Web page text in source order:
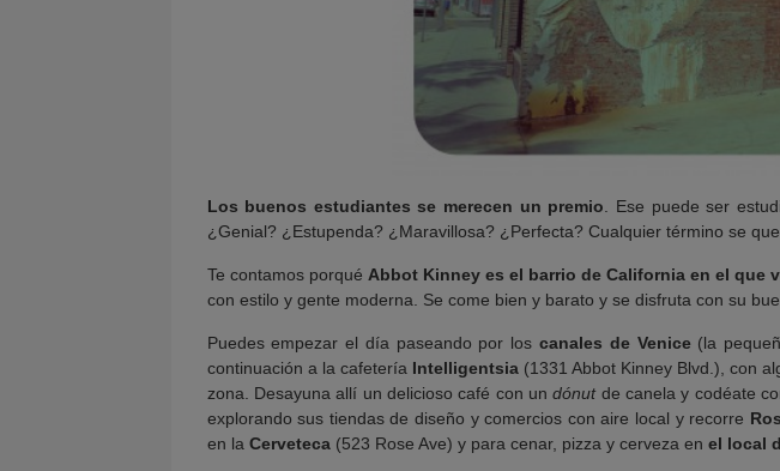
Los buenos estudiantes se merecen un premio. Ese puede ser
¿Genial? ¿Estupenda? ¿Maravillosa? ¿Perfecta? Cualquier término se
Te contamos porqué Abbot Kinney es el barrio de California en el que
con estilo y gente moderna. Se come bien y barato y se disfruta con su
Puedes empezar el día paseando por loscanales de Venice(la
continuación a la cafetería Intelligentsia(1331 Abbot Kinney Blvd.), con
zona. Desayuna allí un delicioso café con undónutde canela y codéate
explorando sus tiendas de diseño y comercios con aire local y recorre
en la Cerveteca(523 Rose Ave) y para cenar, pizza y cerveza en el local